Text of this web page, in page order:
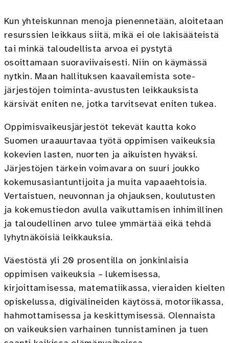
Kun yhteiskunnan menoja pienennetään, aloitetaan
resurssien leikkaus siitä, mikä ei ole lakisääteistä
tai minkä taloudellista arvoa ei pystytä
osoittamaan suoraviivaisesti. Niin on käymässä
nytkin. Maan hallituksen kaavailemista sote-
järjestöjen toiminta-avustusten leikkauksista
kärsivät eniten ne, jotka tarvitsevat eniten tukea.
Oppimisvaikeusjärjestöt tekevät kautta koko
Suomen uraauurtavaa työtä oppimisen vaikeuksia
kokevien lasten, nuorten ja aikuisten hyväksi.
Järjestöjen tärkein voimavara on suuri joukko
kokemusasiantuntijoita ja muita vapaaehtoisia.
Vertaistuen, neuvonnan ja ohjauksen, koulutusten
ja kokemustiedon avulla vaikuttamisen inhimillinen
ja taloudellinen arvo tulee ymmärtää eikä tehdä
lyhytnäköisiä leikkauksia.
Väestöstä yli 20 prosentilla on jonkinlaisia
oppimisen vaikeuksia – lukemisessa,
kirjoittamisessa, matematiikassa, vieraiden kielten
opiskelussa, digivälineiden käytössä, motoriikassa,
hahmottamisessa ja keskittymisessä. Olennaista
on vaikeuksien varhainen tunnistaminen ja tuen